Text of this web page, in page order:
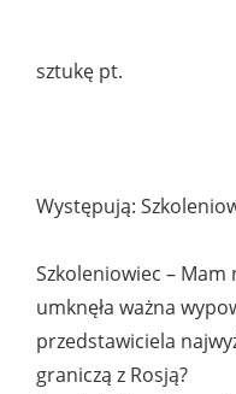
ma
sztukę pt.
Występują:
Szkoleniowiec – Mam
umknęła ważna
przedstawiciela
graniczą z Rosją?